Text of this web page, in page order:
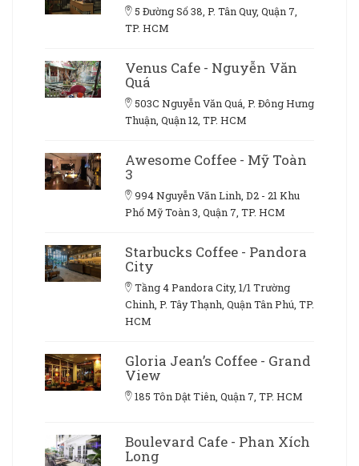
5 Đường Số 38, P. Tân Quy, Quận 7,
TP. HCM
Venus Cafe - Nguyễn Văn
Quá
503C Nguyễn Văn Quá, P. Đông Hưng
Thuận, Quận 12, TP. HCM
Awesome Coffee - Mỹ Toàn
3
994 Nguyễn Văn Linh, D2 - 21 Khu
Phố Mỹ Toàn 3, Quận 7, TP. HCM
Starbucks Coffee - Pandora
City
Tầng 4 Pandora City, 1/1 Trường
Chinh, P. Tây Thạnh, Quận Tân Phú, TP.
HCM
Gloria Jean’s Coffee - Grand
View
185 Tôn Dật Tiên, Quận 7, TP. HCM
Boulevard Cafe - Phan Xích
Long